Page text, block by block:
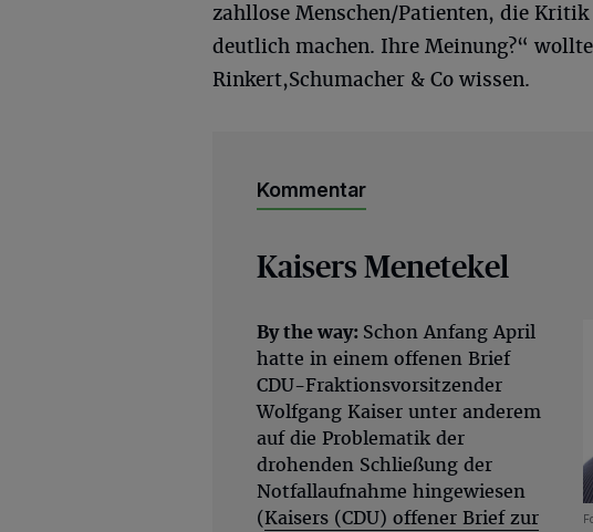
zahllose Menschen/Patienten, die
deutlich machen. Ihre Meinung?“
Rinkert,Schumacher & Co wissen.
Kommentar
Kaisers Menetekel
By the way: Schon Anfang April
hatte in einem offenen Brief
CDU-Fraktionsvorsitzender
Wolfgang Kaiser unter anderem
auf die Problematik der
drohenden Schließung der
Notfallaufnahme hingewiesen
(Kaisers (CDU) offener Brief zur